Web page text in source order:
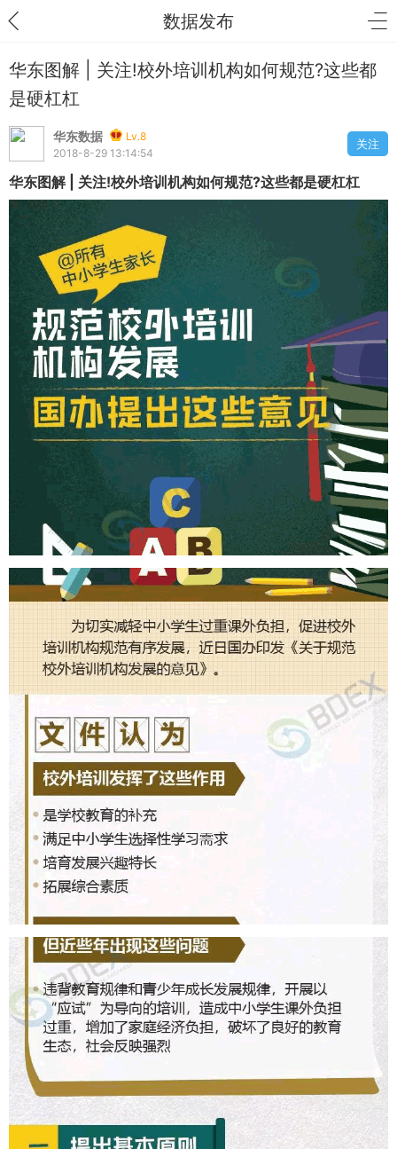
数据发布
华东图解 | 关注!校外培训机构如何规范?这些都
是硬杠杠
华东数据
Lv.8
2018-8-29 13:14:54
关注
华东图解 | 关注!校外培训机构如何规范?这些都是硬杠杠